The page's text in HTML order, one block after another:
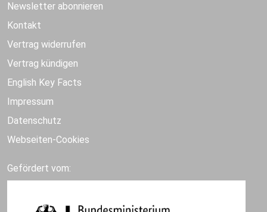
Newsletter abonnieren
Kontakt
Vertrag widerrufen
Vertrag kündigen
English Key Facts
Impressum
Datenschutz
Webseiten-Cookies
Gefördert vom: